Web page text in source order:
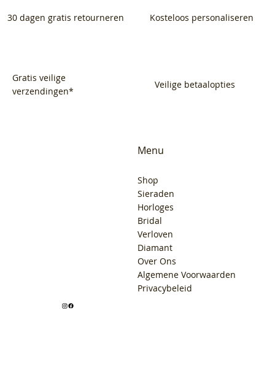
30 dagen gratis retourneren Kosteloos personaliseren
Gratis veilige
verzendingen*
Veilige betaalopties
Menu
Shop
Sieraden
Horloges
Bridal
Verloven
Diamant
Over Ons
Algemene Voorwaarden
Privacybeleid